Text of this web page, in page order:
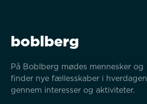
boblberg
På Boblberg mødes mennesker og
finder nye fællesskaber i hverdagen
gennem interesser og aktiviteter.